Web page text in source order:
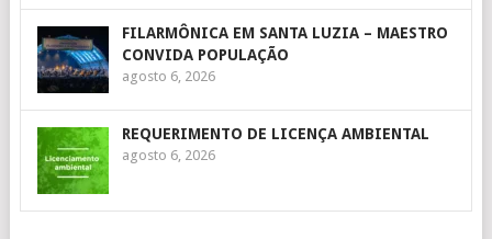
FILARMÔNICA EM SANTA LUZIA – MAESTRO
CONVIDA POPULAÇÃO
agosto 6, 2026
REQUERIMENTO DE LICENÇA AMBIENTAL
agosto 6, 2026